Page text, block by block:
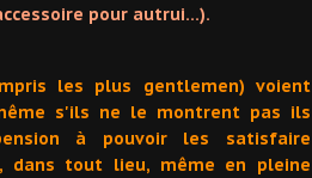
pour autrui…).
les plus gentlemen) voient
s'ils ne le montrent pas ils
à pouvoir les satisfaire
tout lieu, même en pleine